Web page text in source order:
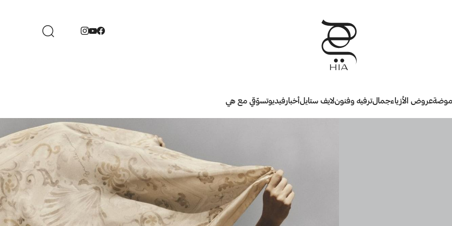
موضةعروض الأزياءجمالترفيه وفنونلايف ستايلأخبارفيديوتسوّقي مع هي